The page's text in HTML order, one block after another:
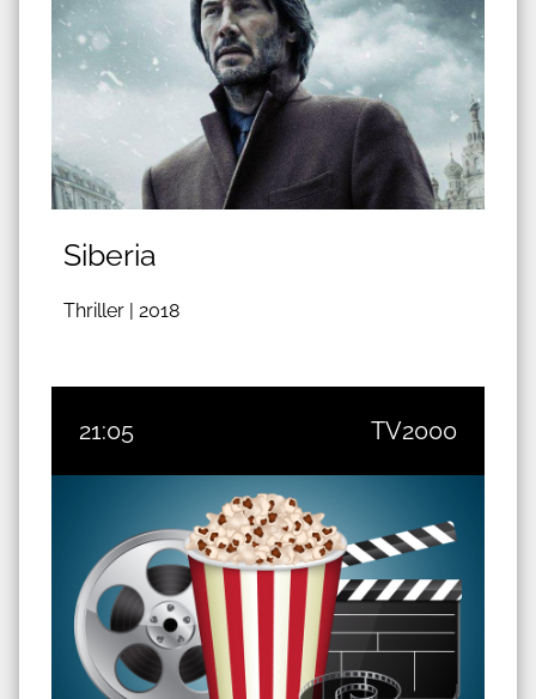
Siberia
Thriller | 2018
21:05 TV2000